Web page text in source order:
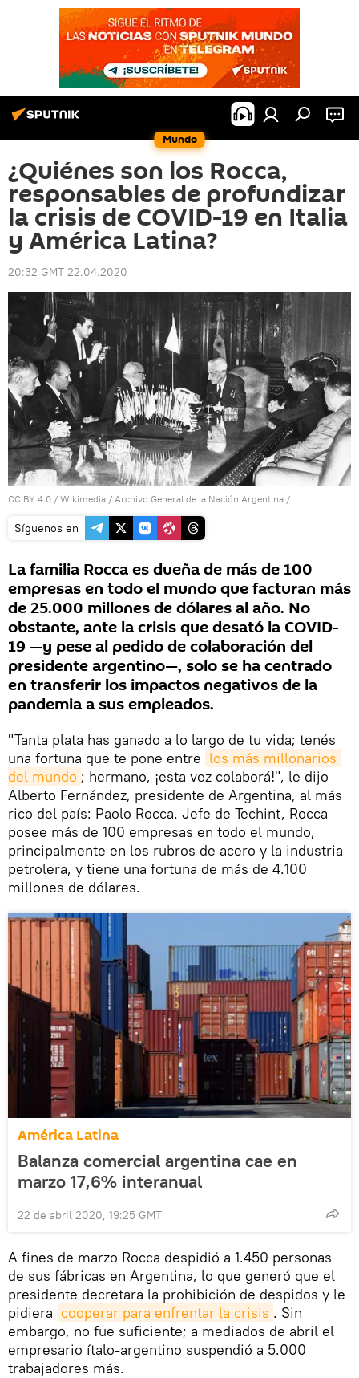
Mundo
¿Quiénes son los Rocca,
responsables de profundizar
la crisis de COVID-19 en Italia
y América Latina?
20:32 GMT 22.04.2020
CC BY 4.0 / Wikimedia / Archivo General de la Nación Argentina /
Síguenos en
La familia Rocca es dueña de más de 100
empresas en todo el mundo que facturan más
de 25.000 millones de dólares al año. No
obstante, ante la crisis que desató la COVID-
19 —y pese al pedido de colaboración del
presidente argentino—, solo se ha centrado
en transferir los impactos negativos de la
pandemia a sus empleados.
"Tanta plata has ganado a lo largo de tu vida; tenés
una fortuna que te pone entre los más millonarios
del mundo ; hermano, ¡esta vez colaborá!", le dijo
Alberto Fernández, presidente de Argentina, al más
rico del país: Paolo Rocca. Jefe de Techint, Rocca
posee más de 100 empresas en todo el mundo,
principalmente en los rubros de acero y la industria
petrolera, y tiene una fortuna de más de 4.100
millones de dólares.
América Latina
Balanza comercial argentina cae en
marzo 17,6% interanual
22 de abril 2020, 19:25 GMT
A fines de marzo Rocca despidió a 1.450 personas
de sus fábricas en Argentina, lo que generó que el
presidente decretara la prohibición de despidos y le
pidiera cooperar para enfrentar la crisis . Sin
embargo, no fue suficiente; a mediados de abril el
empresario ítalo-argentino suspendió a 5.000
trabajadores más.